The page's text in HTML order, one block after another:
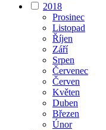
2018
Prosinec
Listopad
Říjen
Září
Srpen
Červenec
Červen
Květen
Duben
Březen
Únor